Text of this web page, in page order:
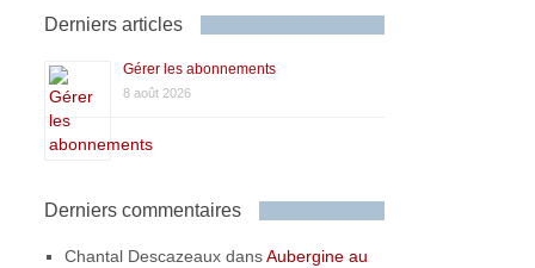
Derniers articles
Gérer les abonnements
8 août 2026
Derniers commentaires
Chantal Descazeaux dansAubergine au